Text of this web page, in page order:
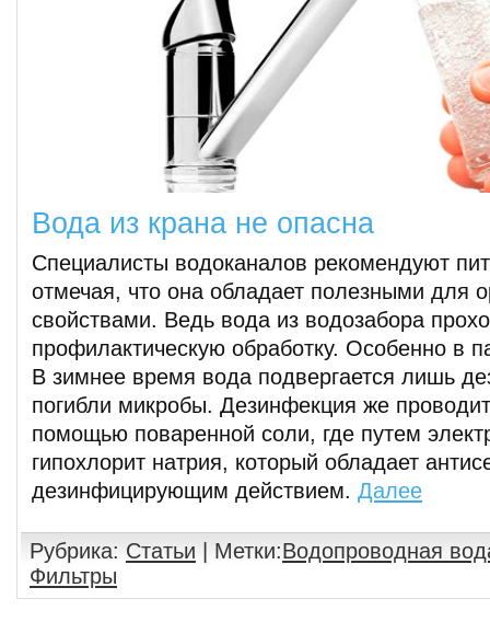
Вода из крана не опасна
Специалисты водоканалов рекомендуют
отмечая, что она обладает полезными для
свойствами. Ведь вода из водозабора
профилактическую обработку. Особенно в
В зимнее время вода подвергается лишь
погибли микробы. Дезинфекция же
помощью поваренной соли, где путем
гипохлорит натрия, который обладает
дезинфицирующим действием. Далее
Рубрика: Статьи | Метки:Водопроводная
Фильтры